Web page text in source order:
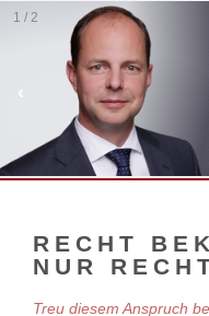
1 / 2
‹
RECHT
NUR
Treu diesem Anspruch